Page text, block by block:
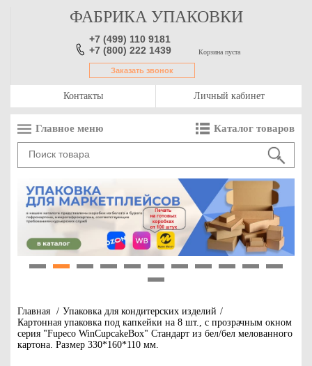
ФАБРИКА УПАКОВКИ
+7 (499) 110 9181
+7 (800) 222 1439
Заказать звонок
Корзина пуста
Контакты Личный кабинет
Главное меню Каталог товаров
Главная / Упаковка для кондитерских изделий /
Картонная упаковка под капкейки на 8 шт., с прозрачным окном
серия "Fupeco WinCupcakeBox" Стандарт из бел/бел мелованного
картона. Размер 330*160*110 мм.